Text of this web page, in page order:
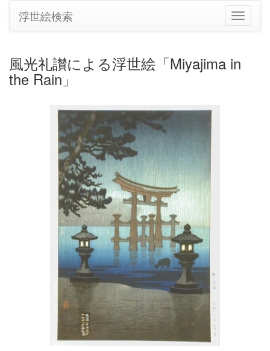
ナ
ビ
シ
浮世絵検索
風光礼讃による浮世絵「Miyajima in
the Rain」